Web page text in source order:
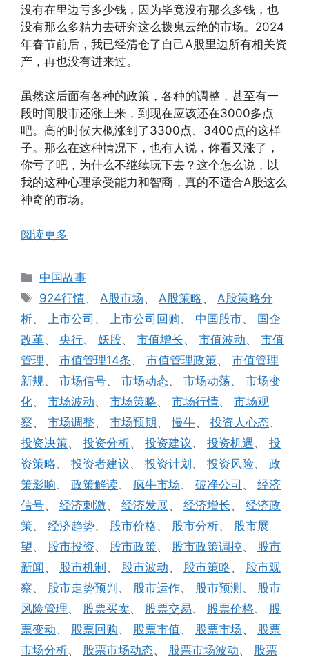
没有在里边亏多少钱，因为毕竟没有那么多钱，也
没有那么多精力去研究这么拨鬼云绝的市场。2024
年春节前后，我已经清仓了自己A股里边所有相关资
产，再也没有进来过。
虽然这后面有各种的政策，各种的调整，甚至有一
段时间股市还涨上来，到现在应该还在3000多点
吧。高的时候大概涨到了3300点、3400点的这样
子。那么在这种情况下，也有人说，你看又涨了，
你亏了吧，为什么不继续玩下去？这个怎么说，以
我的这种心理承受能力和智商，真的不适合A股这么
神奇的市场。
阅读更多
分
类
中国故事
标
924行情、 A股市场、 A股策略、 A股策略分
析、 上市公司 、 上市公司回购、 中国股市、 国企
改革、 央行、 妖股、 市值增长、 市值波动、 市值
管理、 市值管理14条、 市值管理政策、 市值管理
新规、 市场信号、 市场动态、 市场动荡、 市场变
化、 市场波动、 市场策略、 市场行情、 市场观
察、 市场调整、 市场预期、慢牛、 投资人心态、
投资决策、 投资分析、 投资建议 、 投资机遇、 投
资策略、 投资者建议 、 投资计划、 投资风险、 政
策影响、 政策解读、 疯牛市场、 破净公司 、 经济
信号、 经济刺激、 经济发展、 经济增长、 经济政
策、 经济趋势、 股市价格、 股市分析、 股市展
望、 股市投资、 股市政策、 股市政策调控、 股市
新闻、 股市机制、 股市波动、 股市策略、 股市观
察、 股市走势预判、 股市运作、 股市预测、 股市
风险管理、 股票买卖、 股票交易、 股票价格、 股
票变动、 股票回购、 股票市值、 股票市场、 股票
市场分析、 股票市场动态、 股票市场波动、 股票